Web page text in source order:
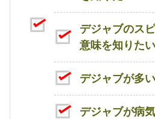
デジャブのス
意味を知りたい
デジャブが多
デジャブが病